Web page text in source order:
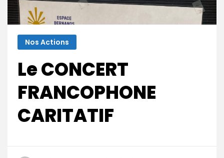
Nos Actions
Le CONCERT
FRANCOPHONE
CARITATIF